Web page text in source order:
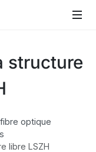
structure
optique
libre LSZH